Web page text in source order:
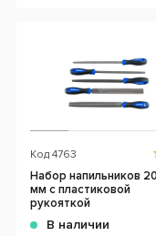
Код 4763
Набор напильников
мм с пластиковой
рукояткой
В наличии